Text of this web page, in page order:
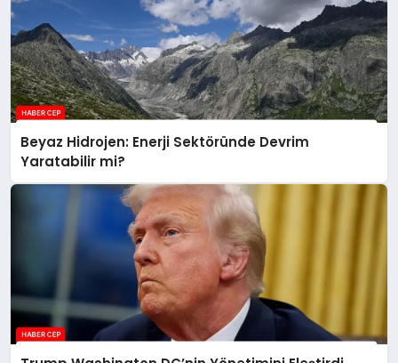
Beyaz Hidrojen: Enerji Sektöründe Devrim
Yaratabilir mi?